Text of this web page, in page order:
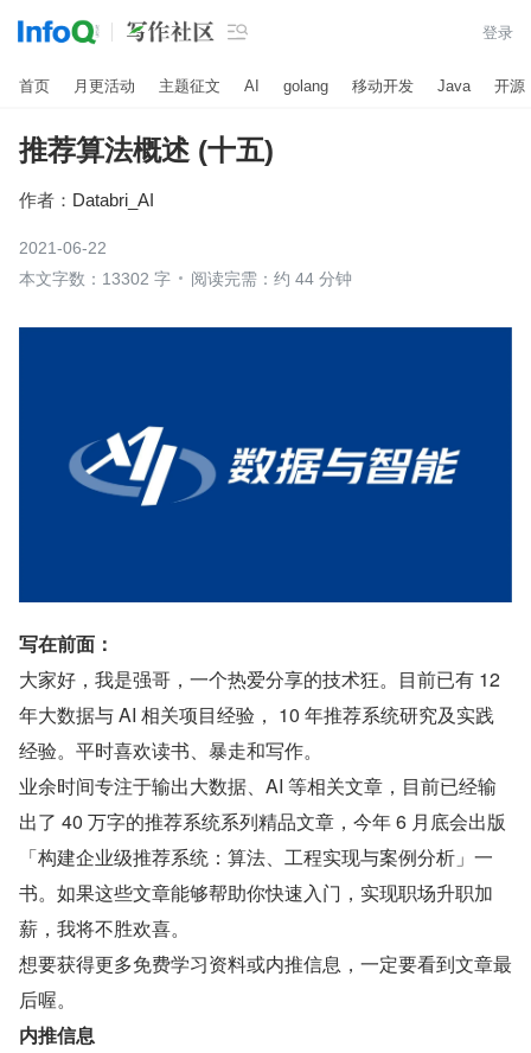
 登录
首页 月更活动 主题征文 AI golang 移动开发 Java 开源
推荐算法概述 (十五)
作者： Databri_AI
2021-06-22
本文字数：13302 字
阅读完需：约 44 分钟
写在前面：
大家好，我是强哥，一个热爱分享的技术狂。目前已有 12
年大数据与 AI 相关项目经验， 10 年推荐系统研究及实践
经验。平时喜欢读书、暴走和写作。
业余时间专注于输出大数据、AI 等相关文章，目前已经输
出了 40 万字的推荐系统系列精品文章，今年 6 月底会出版
「构建企业级推荐系统：算法、工程实现与案例分析」一
书。如果这些文章能够帮助你快速入门，实现职场升职加
薪，我将不胜欢喜。
想要获得更多免费学习资料或内推信息，一定要看到文章最
后喔。
内推信息